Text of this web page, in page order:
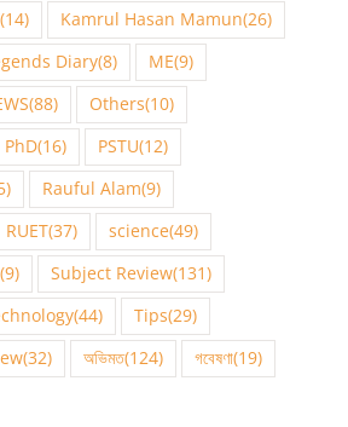
(14) Kamrul Hasan Mamun(26)
Diary(8) ME(9)
(88) Others(10)
PhD(16) PSTU(12)
Rauful Alam(9)
RUET(37) science(49)
(9) Subject Review(131)
(44) Tips(29)
(32) অভিমত(124) গবেষণা(19)